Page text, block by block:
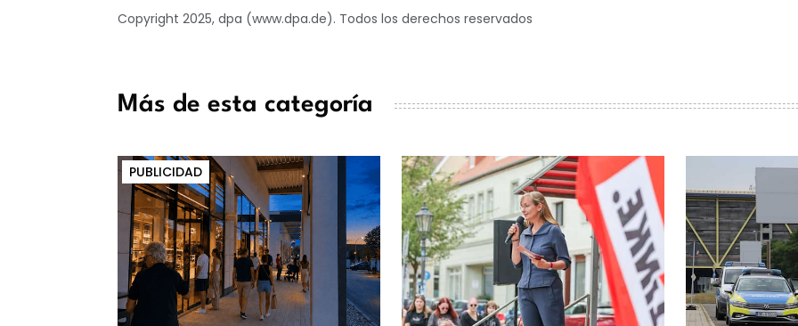
Copyright 2025, dpa (www.dpa.de). Todos los derechos reservados
Más de esta categoría
PUBLICIDAD